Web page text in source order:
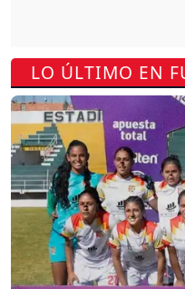
LO ÚLTIMO EN